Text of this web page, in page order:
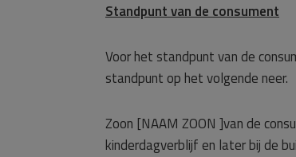
Standpunt van de consument
Voor het standpunt van de
standpunt op het volgende neer.
Zoon [NAAM ZOON ]van de
kinderdagverblijf en later bij de